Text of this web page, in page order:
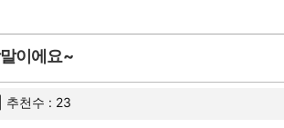
이에요~
천수 : 23